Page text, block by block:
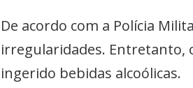
De acordo com a Polícia
irregularidades. Entretanto,
ingerido bebidas alcoólicas.